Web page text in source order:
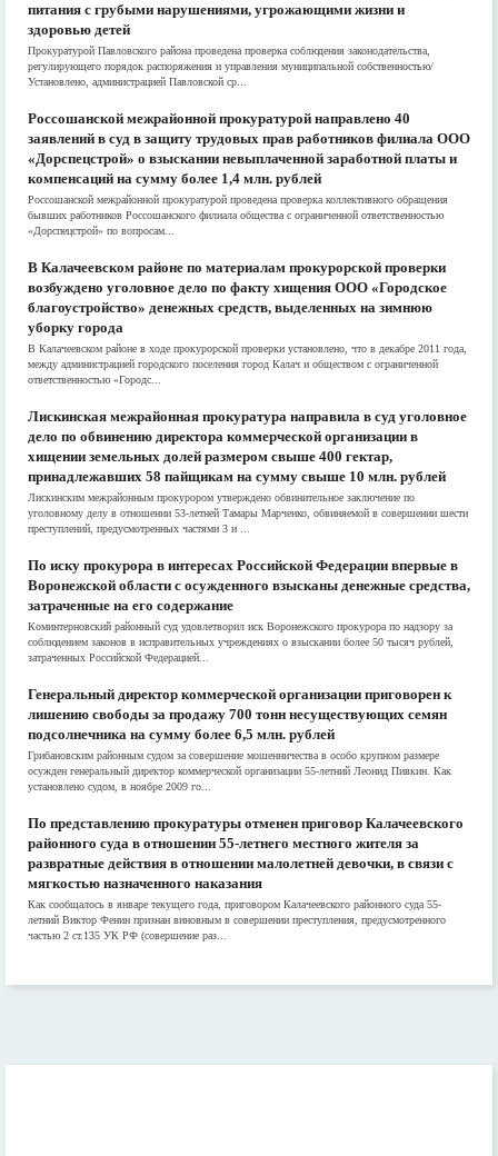
питания с грубыми нарушениями, угрожающими жизни и
здоровью детей
Прокуратурой Павловского района проведена проверка соблюдения законодательства,
регулирующего порядок распоряжения и управления муниципальной собственностью/
Установлено, администрацией Павловской ср...
Россошанской межрайонной прокуратурой направлено 40
заявлений в суд в защиту трудовых прав работников филиала ООО
«Дорспецстрой» о взыскании невыплаченной заработной платы и
компенсаций на сумму более 1,4 млн. рублей
Россошанской межрайонной прокуратурой проведена проверка коллективного обращения
бывших работников Россошанского филиала общества с ограниченной ответственностью
«Дорспецстрой» по вопросам...
В Калачеевском районе по материалам прокурорской проверки
возбуждено уголовное дело по факту хищения ООО «Городское
благоустройство» денежных средств, выделенных на зимнюю
уборку города
В Калачеевском районе в ходе прокурорской проверки установлено, что в декабре 2011 года,
между администрацией городского поселения город Калач и обществом с ограниченной
ответственностью «Городс...
Лискинская межрайонная прокуратура направила в суд уголовное
дело по обвинению директора коммерческой организации в
хищении земельных долей размером свыше 400 гектар,
принадлежавших 58 пайщикам на сумму свыше 10 млн. рублей
Лискинским межрайонным прокурором утверждено обвинительное заключение по
уголовному делу в отношении 53-летней Тамары Марченко, обвиняемой в совершении шести
преступлений, предусмотренных частями 3 и ...
По иску прокурора в интересах Российской Федерации впервые в
Воронежской области с осужденного взысканы денежные средства,
затраченные на его содержание
Коминтерновский районный суд удовлетворил иск Воронежского прокурора по надзору за
соблюдением законов в исправительных учреждениях о взыскании более 50 тысяч рублей,
затраченных Российской Федерацией...
Генеральный директор коммерческой организации приговорен к
лишению свободы за продажу 700 тонн несуществующих семян
подсолнечника на сумму более 6,5 млн. рублей
Грибановским районным судом за совершение мошенничества в особо крупном размере
осужден генеральный директор коммерческой организации 55-летний Леонид Пивкин. Как
установлено судом, в ноябре 2009 го...
По представлению прокуратуры отменен приговор Калачеевского
районного суда в отношении 55-летнего местного жителя за
развратные действия в отношении малолетней девочки, в связи с
мягкостью назначенного наказания
Как сообщалось в январе текущего года, приговором Калачеевского районного суда 55-
летний Виктор Фенин признан виновным в совершении преступления, предусмотренного
частью 2 ст.135 УК РФ (совершение раз...